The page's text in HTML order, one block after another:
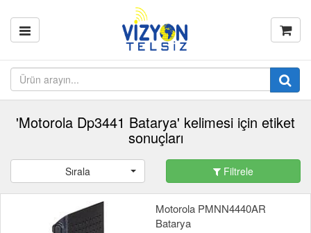
'Motorola Dp3441 Batarya' kelimesi için etiket
sonuçları
Sırala Filtrele
Motorola PMNN4440AR
Batarya